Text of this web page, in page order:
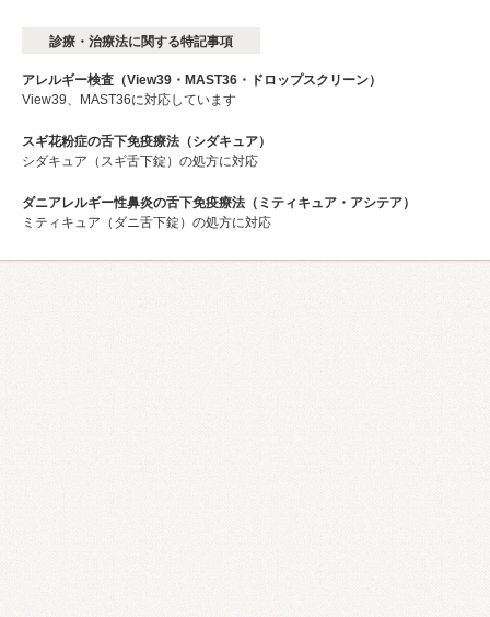
診療・治療法に関する特記事項
アレルギー検査（View39・MAST36・ドロップスクリーン）
View39、MAST36に対応しています
スギ花粉症の舌下免疫療法（シダキュア）
シダキュア（スギ舌下錠）の処方に対応
ダニアレルギー性鼻炎の舌下免疫療法（ミティキュア・アシテア）
ミティキュア（ダニ舌下錠）の処方に対応